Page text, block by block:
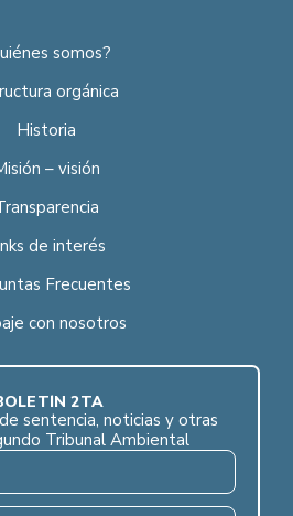
somos?
orgánica
Historia
– visión
de interés
Frecuentes
con nosotros
2TA
sentencia, noticias y otras
Tribunal Ambiental